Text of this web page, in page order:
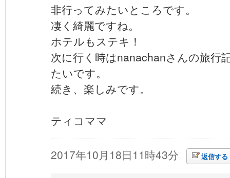
非行ってみたいところです。
凄く綺麗ですね。
ホテルもステキ！
次に行く時はnanachanさんの旅行
たいです。
続き、楽しみです。
ティコママ
2017年10月18日11時43分 返信する